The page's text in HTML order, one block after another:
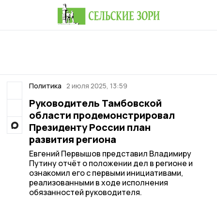
Политика 2 июля 2025, 13:59
Руководитель Тамбовской
области продемонстрировал
Президенту России план
развития региона
Евгений Первышов представил Владимиру
Путину отчёт о положении дел в регионе и
ознакомил его с первыми инициативами,
реализованными в ходе исполнения
обязанностей руководителя.